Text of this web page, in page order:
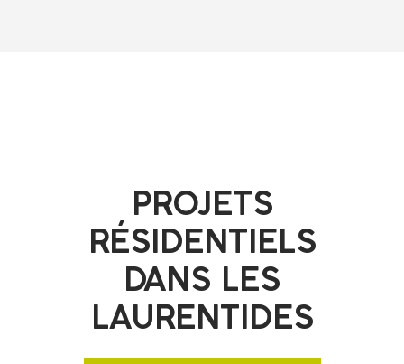
PROJETS
RÉSIDENTIELS
DANS LES
LAURENTIDES